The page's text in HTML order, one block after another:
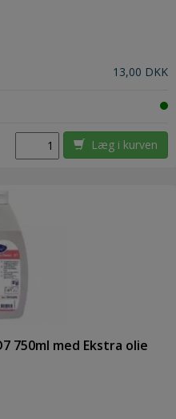
13,00 DKK
Læg i kurven
750ml med Ekstra olie